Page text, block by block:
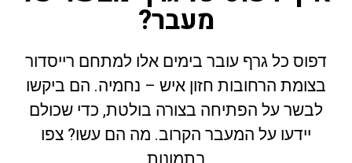
מעבר?
דפוס כל גרף עובר בימים אלו למתחם רייסדור
בצומת הרחובות חזון איש – נחמיה. הם ביקשו
לבשר על הפתיחה בצורה בולטת, כדי שכולם
יידעו על המעבר הקרוב. מה הם עשו? צפו